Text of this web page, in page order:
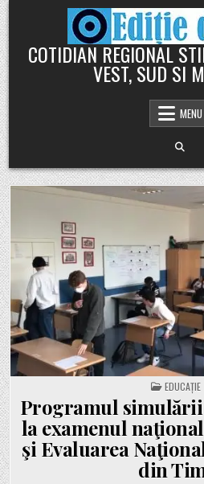
Skip
to
content
COTIDIAN REGIONAL
VEST, SUD SI
MENU
POSTED
IN
EDUCAȚIE
Programul
la examenul
şi Evaluarea
din